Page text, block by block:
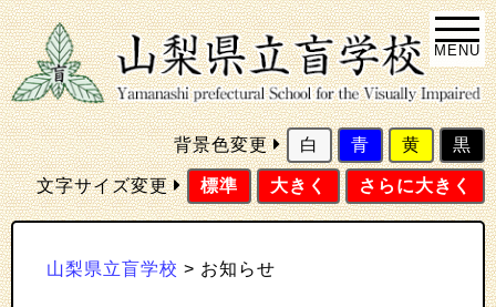
背景色変更 白 青 黄 黒
文字サイズ変更 標準 大きく さらに大きく
山梨県立盲学校 > お知らせ
MENU